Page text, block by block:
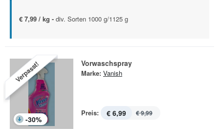
€ 7,99 / kg - div. Sorten 1000 g/1125 g
Verpasst!
-30%
Vorwaschspray
Marke: Vanish
Preis: € 6,99 € 9,99